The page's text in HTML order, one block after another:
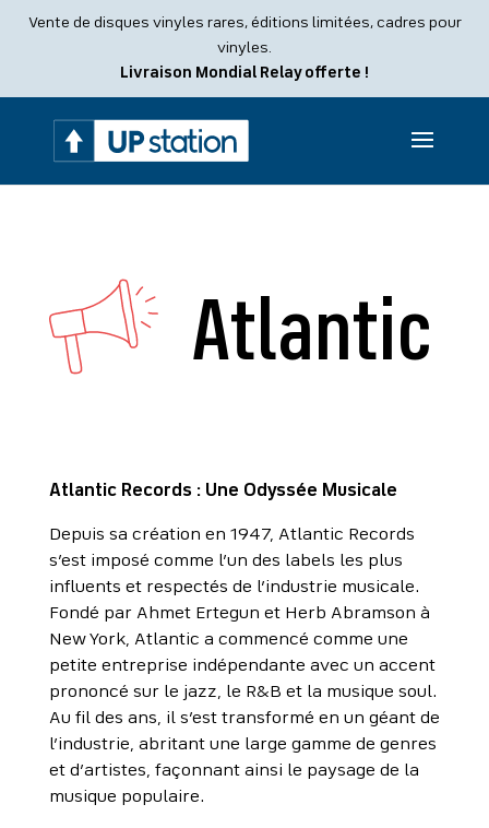
Vente de disques vinyles rares, éditions limitées, cadres pour
vinyles.
Livraison Mondial Relay offerte !
Atlantic
Atlantic Records : Une Odyssée Musicale
Depuis sa création en 1947, Atlantic Records
s’est imposé comme l’un des labels les plus
influents et respectés de l’industrie musicale.
Fondé par Ahmet Ertegun et Herb Abramson à
New York, Atlantic a commencé comme une
petite entreprise indépendante avec un accent
prononcé sur le jazz, le R&B et la musique soul.
Au fil des ans, il s’est transformé en un géant de
l’industrie, abritant une large gamme de genres
et d’artistes, façonnant ainsi le paysage de la
musique populaire.